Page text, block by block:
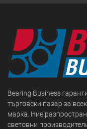
Bearing Business
търговски пазар за
марка. Ние
световни